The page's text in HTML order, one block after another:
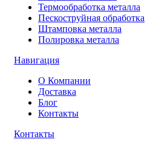
Термообработка металла
Пескоструйная обработка
Штамповка металла
Полировка металла
Навигация
О Компании
Доставка
Блог
Контакты
Контакты